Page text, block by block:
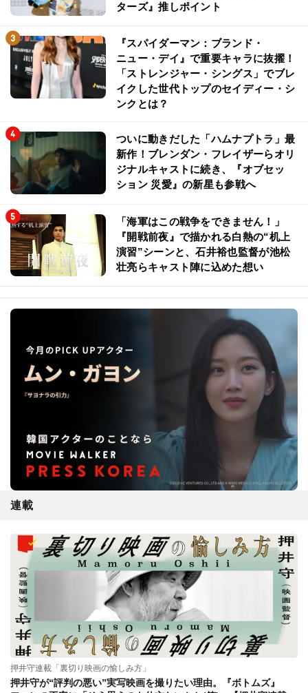
ターズ』推しポイント
『スパイダーマン：ブランド・
ニュー・デイ』で重要キャラに抜擢！
「ストレンジャー・シングス」でブレ
イクした世代トップのセイディー・シ
ンクとは？
ついに動きだした「ハムナプトラ」最
新作！ブレンダン・フレイザーらオリ
ジナルキャストに続き、『オブセッ
ション 災愛』の新星も参戦へ
「海軍はこの戦争をできません！」
『開戦前夜』で描かれる白熱の“机上
演習”シーンと、石井裕也監督が池松
壮亮らキャスト陣に込めた想い
連載
押井守連載「裏切り映画の愉しみ方」
押井守が“評判の悪い”実写映画を撮りたい理由。『ボトムズ』